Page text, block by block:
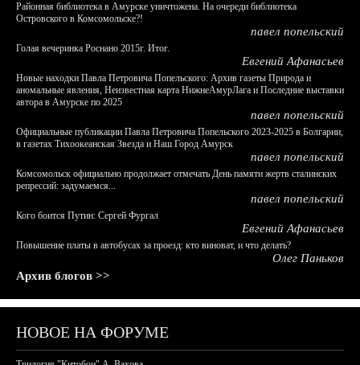
Районная библиотека в Амурске уничтожена. На очереди библиотека
Островского в Комсомольске?!
павел попельский
Голая вечеринка Роснано 2015г. Итог.
Евгений Афанасьев
Новые находки Павла Петровича Попельского: Архив газеты Природа и
аномальные явления, Неизвестная карта НижнеАмурЛага и Последние выставки
автора в Амурске по 2025
павел попельский
Официальные публикации Павла Петровича Попельского 2023-2025 в Болгарии,
в газетах Тихоокеанская Звезда и Наш Город Амурск
павел попельский
Комсомольск официально продолжает отмечать День памяти жертв сталинских
репрессий: задумаемся...
павел попельский
Кого боится Путин: Сергей Фургал
Евгений Афанасьев
Повышение платы в автобусах за проезд: кто виноват, и что делать?
Олег Паньков
Архив блогов >>
НОВОЕ НА ФОРУМЕ